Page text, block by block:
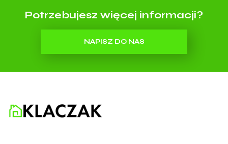
Potrzebujesz więcej informacji?
NAPISZ DO NAS